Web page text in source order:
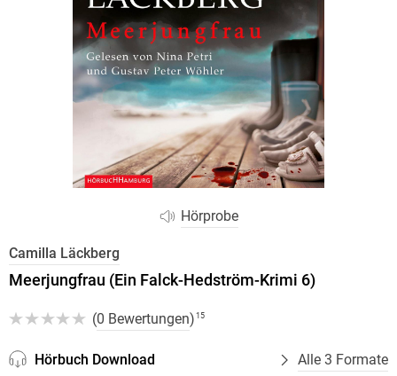
Hörprobe
Camilla Läckberg
Meerjungfrau (Ein Falck-Hedström-Krimi 6)
(0 Bewertungen) 15
Hörbuch Download Alle 3 Formate